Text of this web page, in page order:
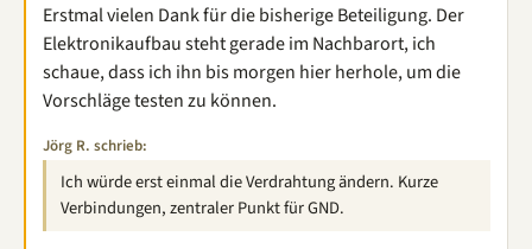
Erstmal vielen Dank für die bisherige Beteiligung. Der
Elektronikaufbau steht gerade im Nachbarort, ich
schaue, dass ich ihn bis morgen hier herhole, um die
Vorschläge testen zu können.
Jörg R. schrieb:
Ich würde erst einmal die Verdrahtung ändern. Kurze
Verbindungen, zentraler Punkt für GND.